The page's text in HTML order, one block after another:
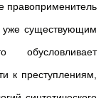
правоприменитель
уже существующим
к преступлениям,